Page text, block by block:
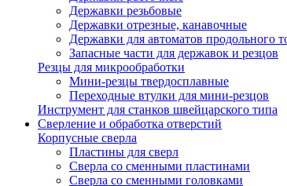
Державки резьбовые
Державки отрезные, канавочные
Державки для автоматов продольного
Запасные части для державок и резцов
Резцы для микрообработки
Мини-резцы твердосплавные
Переходные втулки для мини-резцов
Инструмент для станков швейцарского типа
Сверление и обработка отверстий
Корпусные сверла
Пластины для сверл
Сверла со сменными пластинами
Сверла со сменными головками